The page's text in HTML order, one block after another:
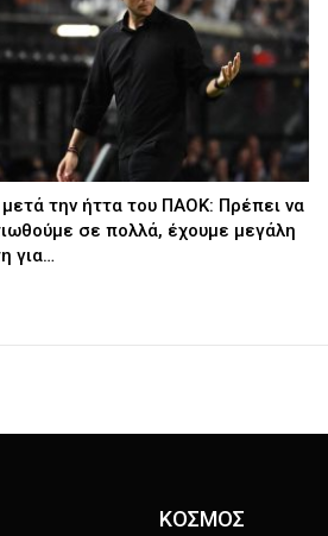
μετά την ήττα του ΠΑΟΚ: Πρέπει να
σε πολλά, έχουμε μεγάλη
για…
ΚΟΣΜΟΣ